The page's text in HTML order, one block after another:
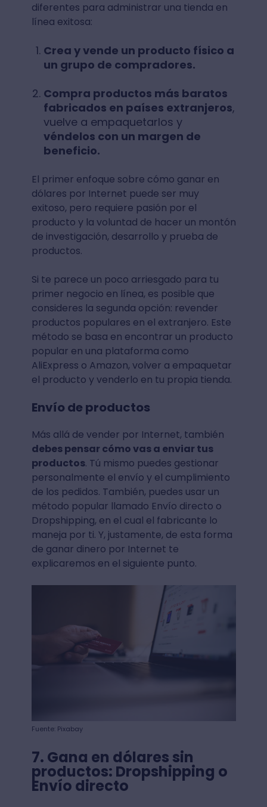
diferentes para administrar una tienda en
línea exitosa:
Crea y vende un producto físico a
un grupo de compradores.
Compra productos más baratos
fabricados en países extranjeros,
vuelve a empaquetarlos y
véndelos con un margen de
beneficio.
El primer enfoque sobre cómo ganar en
dólares por Internet puede ser muy
exitoso, pero requiere pasión por el
producto y la voluntad de hacer un montón
de investigación, desarrollo y prueba de
productos.
Si te parece un poco arriesgado para tu
primer negocio en línea, es posible que
consideres la segunda opción: revender
productos populares en el extranjero. Este
método se basa en encontrar un producto
popular en una plataforma como
AliExpress o Amazon, volver a empaquetar
el producto y venderlo en tu propia tienda.
Envío de productos
Más allá de vender por Internet, también
debes pensar cómo vas a enviar tus
productos. Tú mismo puedes gestionar
personalmente el envío y el cumplimiento
de los pedidos. También, puedes usar un
método popular llamado Envío directo o
Dropshipping, en el cual el fabricante lo
maneja por ti. Y, justamente, de esta forma
de ganar dinero por Internet te
explicaremos en el siguiente punto.
Fuente: Pixabay
7. Gana en dólares sin
productos: Dropshipping o
Envío directo